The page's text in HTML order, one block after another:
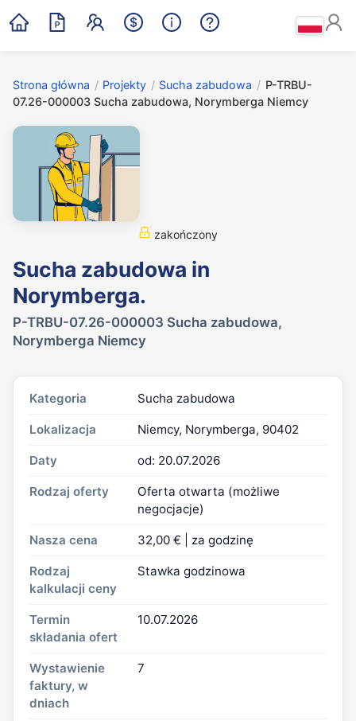
Strona główna / Projekty / Sucha zabudowa / P-TRBU-
07.26-000003 Sucha zabudowa, Norymberga Niemcy
zakończony
Sucha zabudowa in
Norymberga.
P-TRBU-07.26-000003 Sucha zabudowa,
Norymberga Niemcy
Kategoria Sucha zabudowa
Lokalizacja Niemcy, Norymberga, 90402
Daty od: 20.07.2026
Rodzaj oferty
Oferta otwarta (możliwe
negocjacje)
Nasza cena 32,00 € | za godzinę
Rodzaj
kalkulacji ceny
Stawka godzinowa
Termin
składania ofert
10.07.2026
Wystawienie
faktury, w
dniach
7